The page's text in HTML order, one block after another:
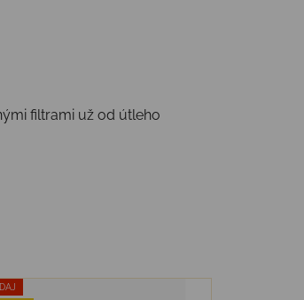
filtrami už od útleho